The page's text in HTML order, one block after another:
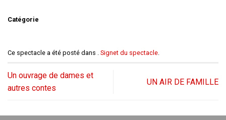
Catégorie
Ce spectacle a été posté dans . Signet du spectacle.
Un ouvrage de dames et
autres contes
UN AIR DE FAMILLE